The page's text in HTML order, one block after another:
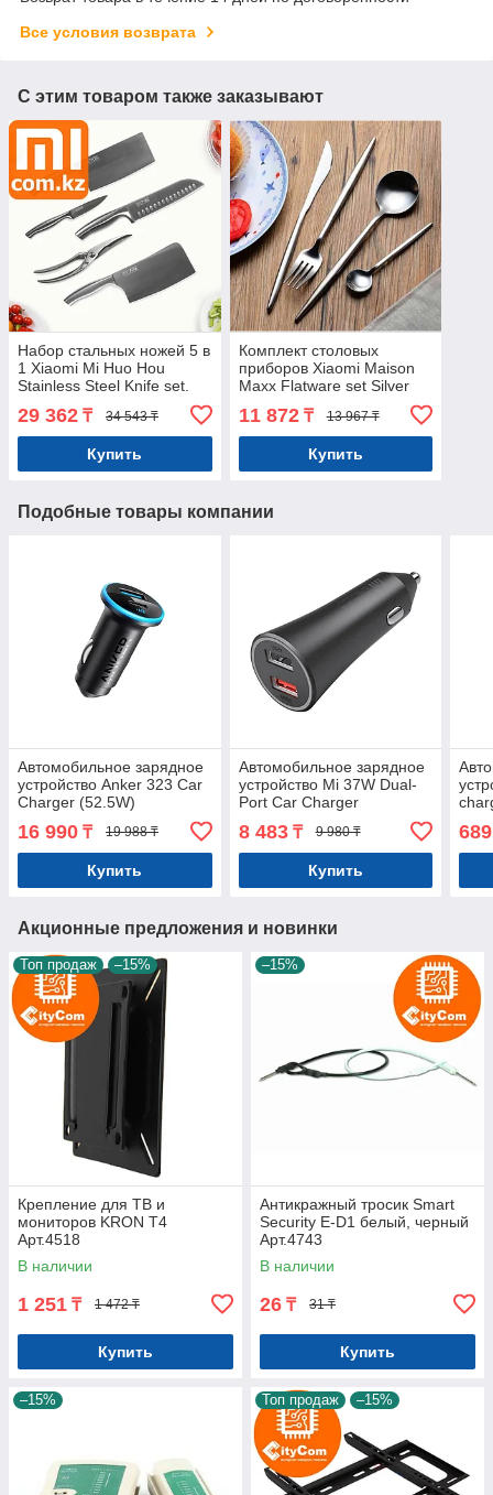
Все условия возврата
С этим товаром также заказывают
Набор стальных ножей 5 в
1 Xiaomi Mi Huo Hou
Stainless Steel Knife set.
Оригинал. Арт.5924
29 362 ₸ 34 543 ₸
Купить
Комплект столовых
приборов Xiaomi Maison
Maxx Flatware set Silver
Steel, серебристо-
стальной Арт.5817
11 872₸ 13 967 ₸
Купить
Подобные товары компании
Автомобильное зарядное
устройство Anker 323 Car
Charger (52.5W)
16 990 ₸ 19 988 ₸
Купить
Автомобильное зарядное
устройство Mi 37W Dual-
Port Car Charger
8 483₸ 9 980 ₸
Купить
689
Акционные предложения и новинки
Топ продаж –15%
Крепление для ТВ и
мониторов KRON T4
Арт.4518
В наличии
1 251 ₸ 1 472 ₸
Купить
–15%
Антикражный тросик Smart
Security E-D1 белый, черный
Арт.4743
В наличии
26 ₸ 31 ₸
Купить
–15% Топ продаж –15%